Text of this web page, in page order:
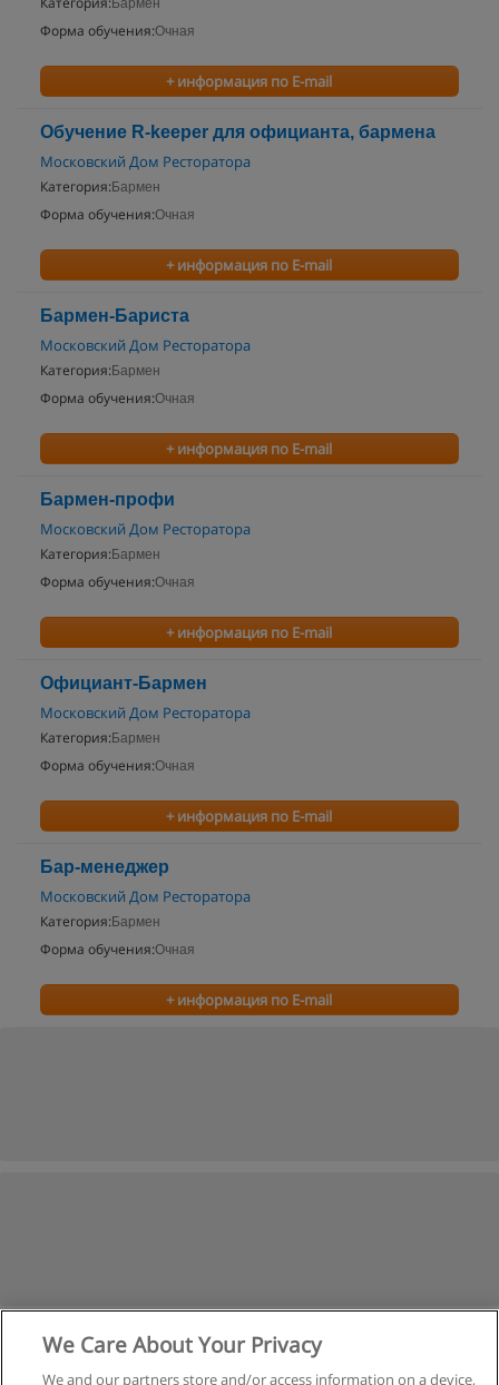
Бармен
Форма обучения:Очная
+ информация по E-mail
Обучение R-keeper для официанта, бармена
Московский Дом Ресторатора
Категория: Бармен
Форма обучения:Очная
+ информация по E-mail
Бармен-Бариста
Московский Дом Ресторатора
Категория: Бармен
Форма обучения:Очная
+ информация по E-mail
Бармен-профи
Московский Дом Ресторатора
Категория: Бармен
Форма обучения:Очная
+ информация по E-mail
Официант-Бармен
Московский Дом Ресторатора
Категория: Бармен
Форма обучения:Очная
+ информация по E-mail
Бар-менеджер
Московский Дом Ресторатора
Категория: Бармен
Форма обучения:Очная
+ информация по E-mail
We Care About Your Privacy
We and our partners store and/or access information on a device,